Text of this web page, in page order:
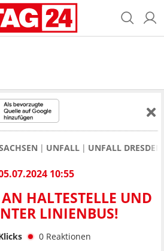
UNFALL UNFALL
10:55
HALTESTELLE UND
LINIENBUS!
0 Reaktionen